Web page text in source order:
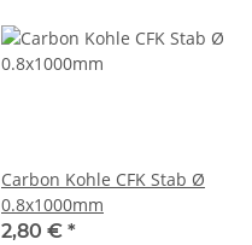
Carbon Kohle CFK Stab Ø
0.8x1000mm
2,80 € *